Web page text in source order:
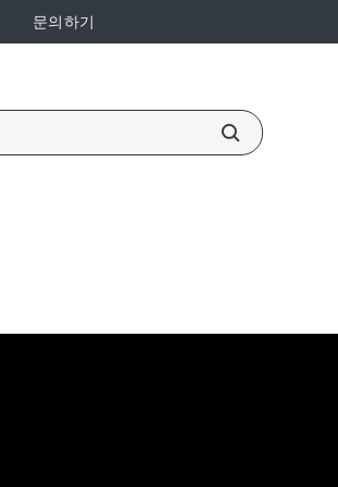
문의하기